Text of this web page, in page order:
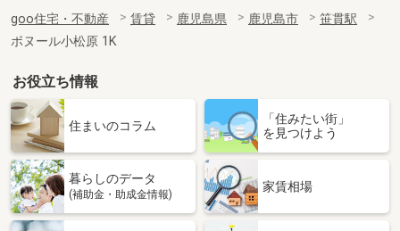
goo住宅・不動産 賃貸 鹿児島県 鹿児島市
笹貫駅
ボヌール小松原 1K
お役立ち情報
住まいのコラム
「住みたい街」
を見つけよう
暮らしのデータ
(補助金・助成金情報)
家賃相場